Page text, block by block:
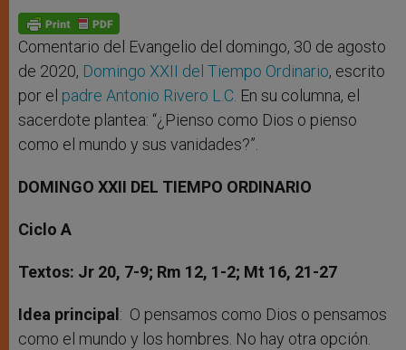
p
p
g
e
r
o
k
Comentario del Evangelio del domingo, 30 de agosto
de 2020, Domingo XXII del Tiempo Ordinario, escrito
por el padre Antonio Rivero L.C. En su columna, el
sacerdote plantea: “¿Pienso como Dios o pienso
como el mundo y sus vanidades?”.
DOMINGO XXII DEL TIEMPO ORDINARIO
Ciclo A
Textos: Jr 20, 7-9; Rm 12, 1-2; Mt 16, 21-27
Idea principal : O pensamos como Dios o pensamos
como el mundo y los hombres. No hay otra opción.